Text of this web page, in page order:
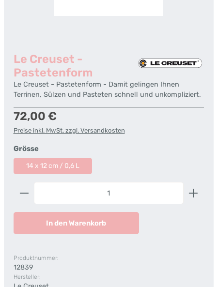
Le Creuset -
Pastetenform
Le Creuset - Pastetenform - Damit gelingen Ihnen
Terrinen, Sülzen und Pasteten schnell und unkompliziert.
Regulärer Preis:
72,00 €
Preise inkl. MwSt. zzgl. Versandkosten
Grösseauswählen
14 x 12 cm / 0,6 L
Produkt Anzahl: Gib den gewünschten Wert ein
In den Warenkorb
Produktnummer:
12839
Hersteller: